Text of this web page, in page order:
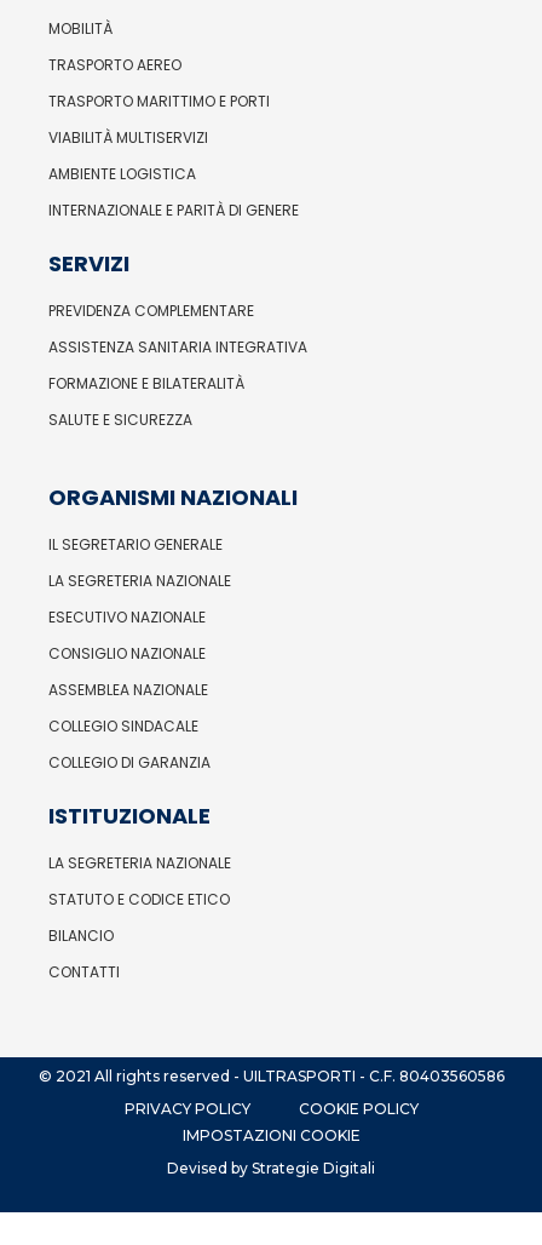
MOBILITÀ
TRASPORTO AEREO
TRASPORTO MARITTIMO E PORTI
VIABILITÀ MULTISERVIZI
AMBIENTE LOGISTICA
INTERNAZIONALE E PARITÀ DI GENERE
SERVIZI
PREVIDENZA COMPLEMENTARE
ASSISTENZA SANITARIA INTEGRATIVA
FORMAZIONE E BILATERALITÀ
SALUTE E SICUREZZA
ORGANISMI NAZIONALI
IL SEGRETARIO GENERALE
LA SEGRETERIA NAZIONALE
ESECUTIVO NAZIONALE
CONSIGLIO NAZIONALE
ASSEMBLEA NAZIONALE
COLLEGIO SINDACALE
COLLEGIO DI GARANZIA
ISTITUZIONALE
LA SEGRETERIA NAZIONALE
STATUTO E CODICE ETICO
BILANCIO
CONTATTI
© 2021 All rights reserved - UILTRASPORTI - C.F. 80403560586
PRIVACY POLICY
COOKIE POLICY
IMPOSTAZIONI COOKIE
Devised by Strategie Digitali